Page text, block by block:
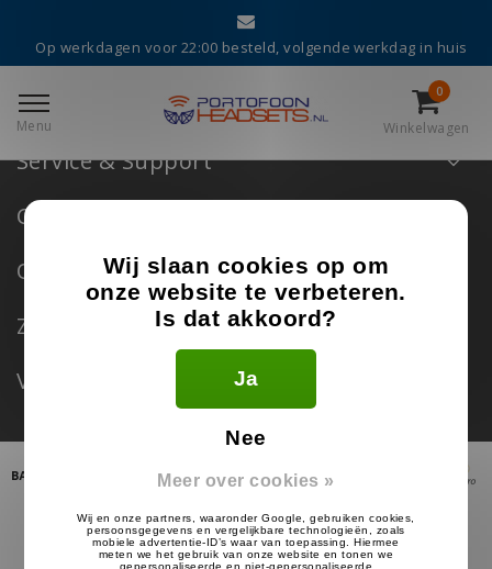
Op werkdagen voor 22:00 besteld, volgende werkdag in huis
Menu
0
Winkelwagen
Extra pagina 4
Extra pagina 4
Service & Support
Categorieën
Over Portofoonheadsets.nl
Zakelijke Klanten
Volg ons
Wij slaan cookies op om
onze website te verbeteren.
Is dat akkoord?
Ja
Nee
Meer over cookies »